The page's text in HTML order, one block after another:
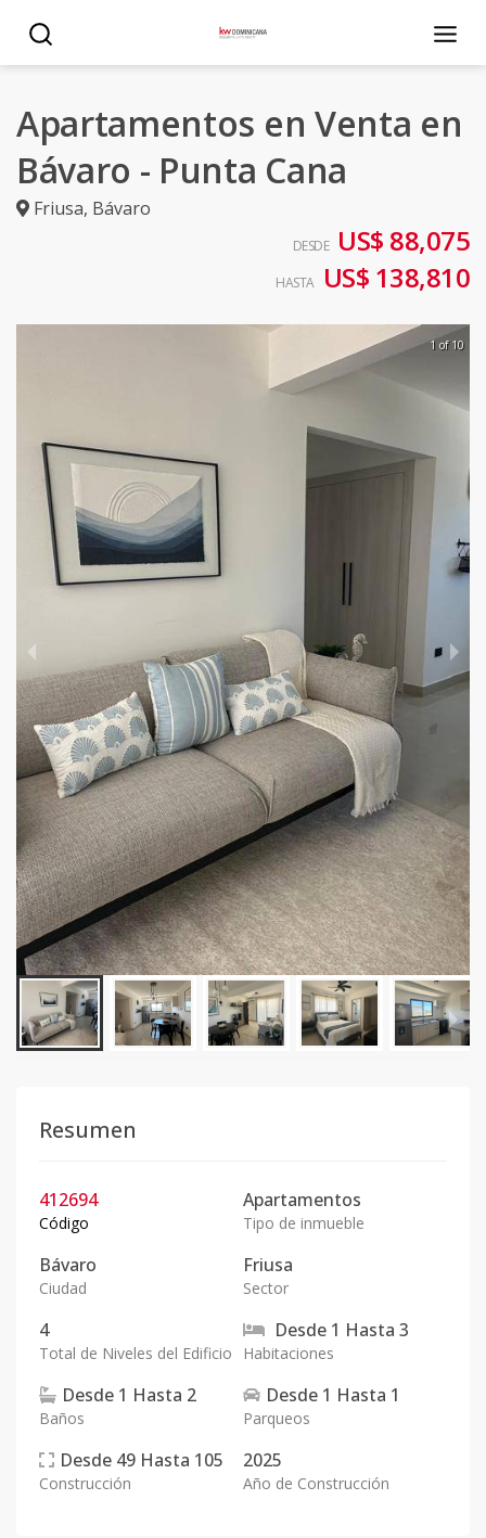
Apartamentos en Venta en
Bávaro - Punta Cana
Friusa, Bávaro
DESDE US$ 88,075
HASTA US$ 138,810
1 of 10
Resumen
412694
Código
Apartamentos
Tipo de inmueble
Bávaro
Ciudad
Friusa
Sector
4
Total de Niveles del Edificio
Desde 1 Hasta 3
Habitaciones
Desde 1 Hasta 2
Baños
Desde 1 Hasta 1
Parqueos
Desde 49 Hasta 105
Construcción
2025
Año de Construcción